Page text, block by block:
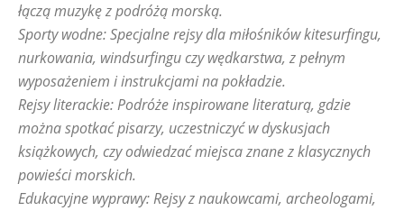
łączą muzykę z podróżą morską.
Sporty wodne: Specjalne rejsy dla miłośników kitesurfingu,
nurkowania, windsurfingu czy wędkarstwa, z pełnym
wyposażeniem i instrukcjami na pokładzie.
Rejsy literackie: Podróże inspirowane literaturą, gdzie
można spotkać pisarzy, uczestniczyć w dyskusjach
książkowych, czy odwiedzać miejsca znane z klasycznych
powieści morskich.
Edukacyjne wyprawy: Rejsy z naukowcami, archeologami,